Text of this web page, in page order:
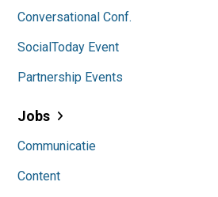
Conversational Conf.
SocialToday Event
Partnership Events
Jobs
Communicatie
Content